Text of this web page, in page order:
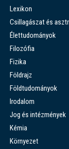
Lexikon
Csillagászat és
Élettudományok
Filozófia
Fizika
Földrajz
Földtudományok
Irodalom
Jog és intézmények
Kémia
Környezet